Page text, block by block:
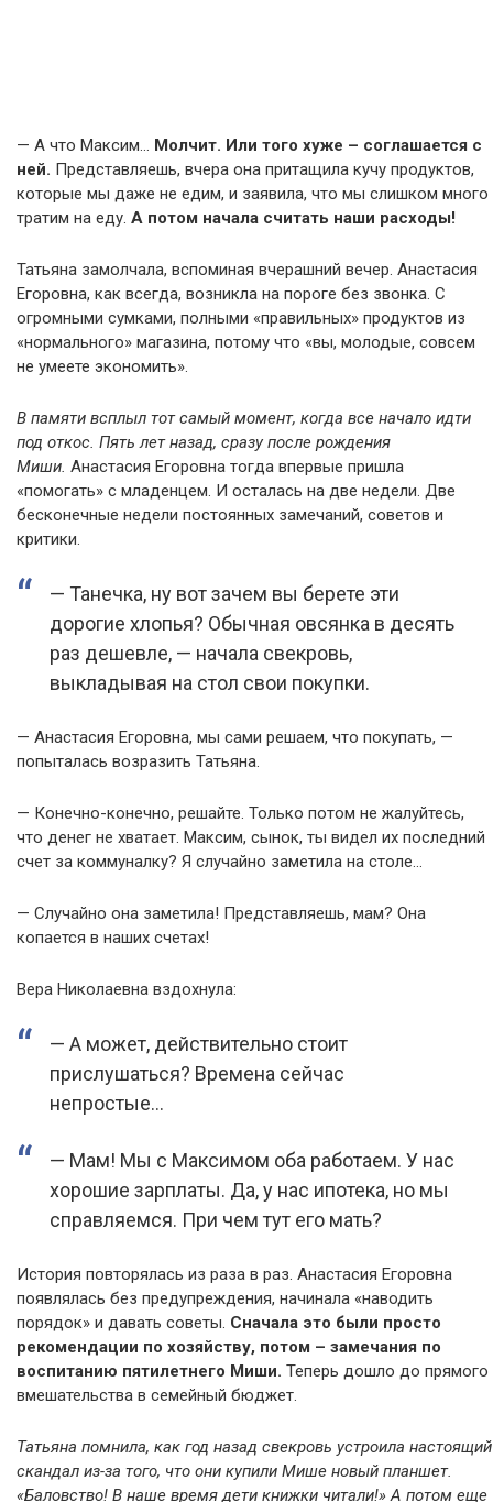
— А что Максим… Молчит. Или того хуже – соглашается с
ней. Представляешь, вчера она притащила кучу продуктов,
которые мы даже не едим, и заявила, что мы слишком много
тратим на еду. А потом начала считать наши расходы!
Татьяна замолчала, вспоминая вчерашний вечер. Анастасия
Егоровна, как всегда, возникла на пороге без звонка. С
огромными сумками, полными «правильных» продуктов из
«нормального» магазина, потому что «вы, молодые, совсем
не умеете экономить».
В памяти всплыл тот самый момент, когда все начало идти
под откос. Пять лет назад, сразу после рождения
Миши. Анастасия Егоровна тогда впервые пришла
«помогать» с младенцем. И осталась на две недели. Две
бесконечные недели постоянных замечаний, советов и
критики.
— Танечка, ну вот зачем вы берете эти
дорогие хлопья? Обычная овсянка в десять
раз дешевле, — начала свекровь,
выкладывая на стол свои покупки.
— Анастасия Егоровна, мы сами решаем, что покупать, —
попыталась возразить Татьяна.
— Конечно-конечно, решайте. Только потом не жалуйтесь,
что денег не хватает. Максим, сынок, ты видел их последний
счет за коммуналку? Я случайно заметила на столе…
— Случайно она заметила! Представляешь, мам? Она
копается в наших счетах!
Вера Николаевна вздохнула:
— А может, действительно стоит
прислушаться? Времена сейчас
непростые…
— Мам! Мы с Максимом оба работаем. У нас
хорошие зарплаты. Да, у нас ипотека, но мы
справляемся. При чем тут его мать?
История повторялась из раза в раз. Анастасия Егоровна
появлялась без предупреждения, начинала «наводить
порядок» и давать советы. Сначала это были просто
рекомендации по хозяйству, потом – замечания по
воспитанию пятилетнего Миши. Теперь дошло до прямого
вмешательства в семейный бюджет.
Татьяна помнила, как год назад свекровь устроила настоящий
скандал из-за того, что они купили Мише новый планшет.
«Баловство! В наше время дети книжки читали!» А потом еще